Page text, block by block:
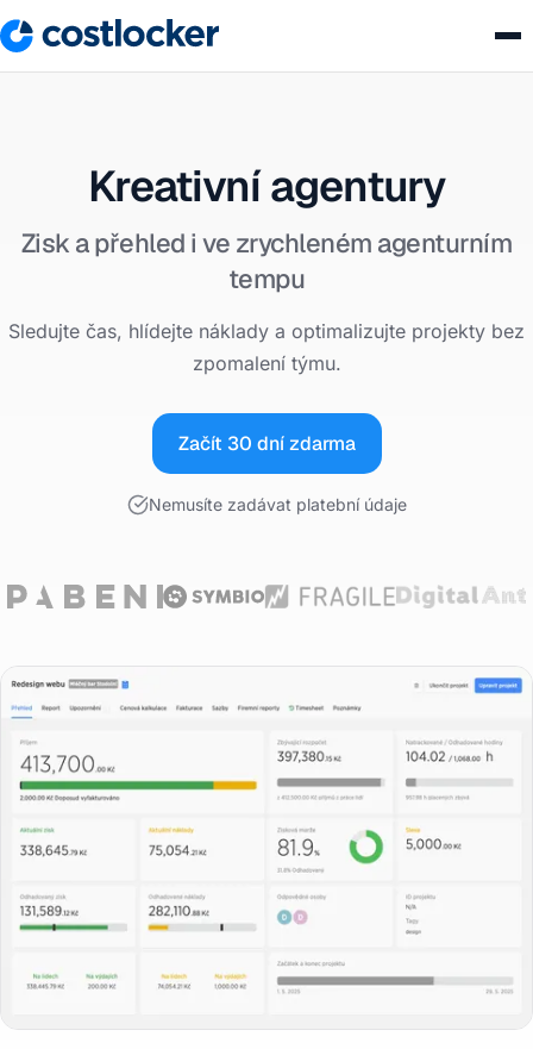
Kreativní agentury
Zisk a přehled i ve zrychleném agenturním
tempu
Sledujte čas, hlídejte náklady a optimalizujte projekty bez
zpomalení týmu.
Začít 30 dní zdarma
Nemusíte zadávat platební údaje